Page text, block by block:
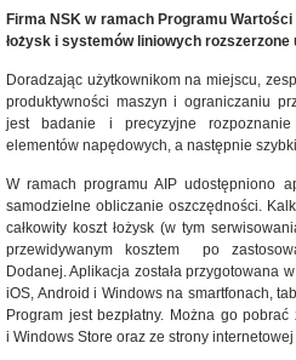
Firma NSK w ramach Programu
łożysk i systemów liniowych rozszerzone
Doradzając użytkownikom na miejscu,
produktywności maszyn i ograniczaniu
jest badanie i precyzyjne rozpoznanie
elementów napędowych, a następnie
W ramach programu AIP udostępniono
samodzielne obliczanie oszczędności.
całkowity koszt łożysk (w tym
przewidywanym kosztem po
Dodanej. Aplikacja została przygotowana
iOS, Android i Windows na smartfonach,
Program jest bezpłatny. Można go
i Windows Store oraz ze strony